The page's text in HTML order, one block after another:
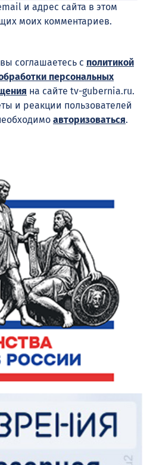
и адрес сайта в этом
моих комментариев.
соглашаетесь с политикой
персональных
на сайте tv-gubernia.ru.
и реакции пользователей
авторизоваться.